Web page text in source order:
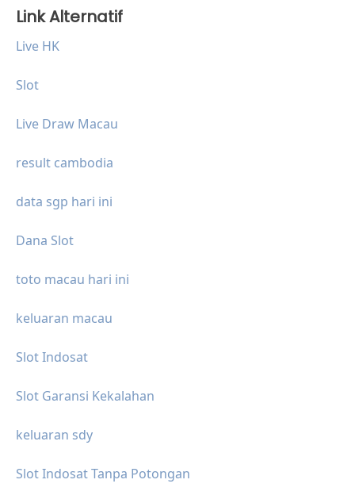
Link Alternatif
Live HK
Slot
Live Draw Macau
result cambodia
data sgp hari ini
Dana Slot
toto macau hari ini
keluaran macau
Slot Indosat
Slot Garansi Kekalahan
keluaran sdy
Slot Indosat Tanpa Potongan